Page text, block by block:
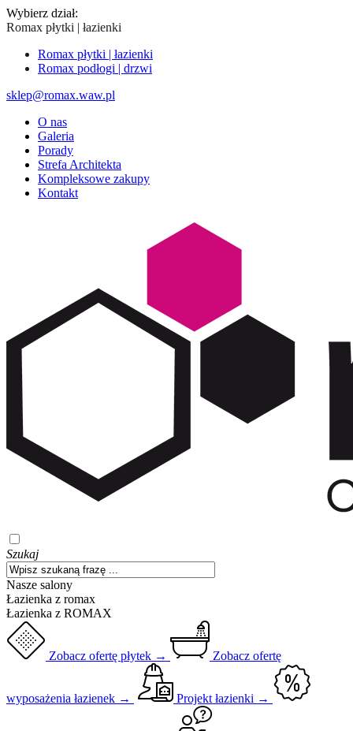
Wybierz dział:
Romax płytki | łazienki
Romax płytki | łazienki
Romax podłogi | drzwi
sklep@romax.waw.pl
O nas
Galeria
Porady
Strefa Architekta
Kompleksowe zakupy
Kontakt
Szukaj
Nasze salony
Łazienka z romax
Łazienka z ROMAX
Zobacz ofertę płytek → Zobacz ofertę
wyposażenia łazienek → Projekt łazienki →